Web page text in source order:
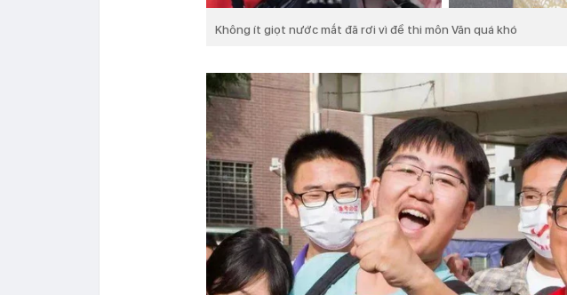
Không ít giọt nước mắt đã rơi vì đề thi môn Văn quá khó